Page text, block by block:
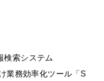
検索システム
業務効率化ツール「S